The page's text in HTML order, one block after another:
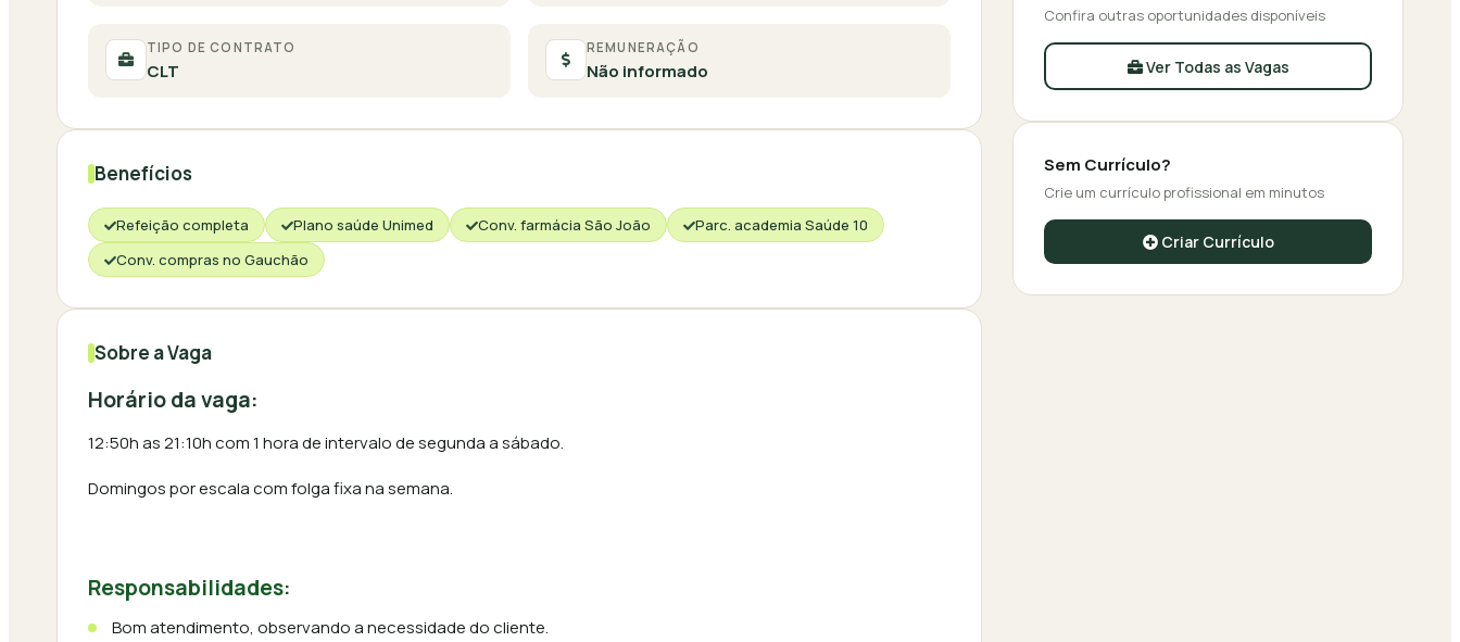
TIPO DE CONTRATO
CLT
REMUNERAÇÃO
Não informado
Benefícios
Refeição completa Plano saúde Unimed Conv. farmácia São João
Parc. academia Saúde 10
Conv. compras no Gauchão
Sobre a Vaga
Horário da vaga:
12:50h as 21:10h com 1 hora de intervalo de segunda a sábado.
Domingos por escala com folga fixa na semana.
Responsabilidades:
Bom atendimento, observando a necessidade do cliente.
Confira outras oportunidades disponíveis
Ver Todas as Vagas
Sem Currículo?
Crie um currículo profissional em minutos
Criar Currículo